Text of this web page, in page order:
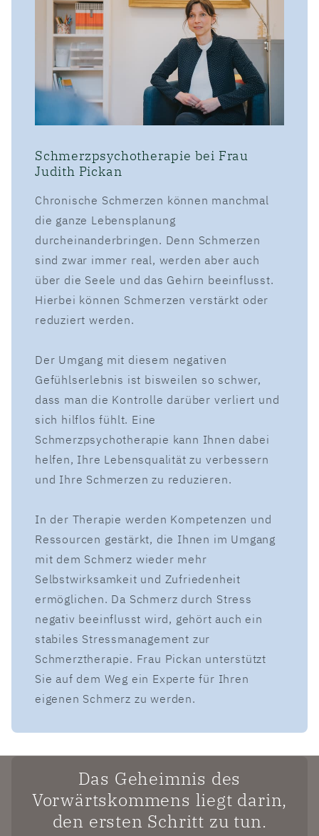
Schmerzpsychotherapie bei Frau
Judith Pickan
Chronische Schmerzen können manchmal
die ganze Lebensplanung
durcheinanderbringen. Denn Schmerzen
sind zwar immer real, werden aber auch
über die Seele und das Gehirn beeinflusst.
Hierbei können Schmerzen verstärkt oder
reduziert werden.
Der Umgang mit diesem negativen
Gefühlserlebnis ist bisweilen so schwer,
dass man die Kontrolle darüber verliert und
sich hilflos fühlt. Eine
Schmerzpsychotherapie kann Ihnen dabei
helfen, Ihre Lebensqualität zu verbessern
und Ihre Schmerzen zu reduzieren.
In der Therapie werden Kompetenzen und
Ressourcen gestärkt, die Ihnen im Umgang
mit dem Schmerz wieder mehr
Selbstwirksamkeit und Zufriedenheit
ermöglichen. Da Schmerz durch Stress
negativ beeinflusst wird, gehört auch ein
stabiles Stressmanagement zur
Schmerztherapie. Frau Pickan unterstützt
Sie auf dem Weg ein Experte für Ihren
eigenen Schmerz zu werden.
Das Geheimnis des
Vorwärtskommens liegt darin,
den ersten Schritt zu tun.